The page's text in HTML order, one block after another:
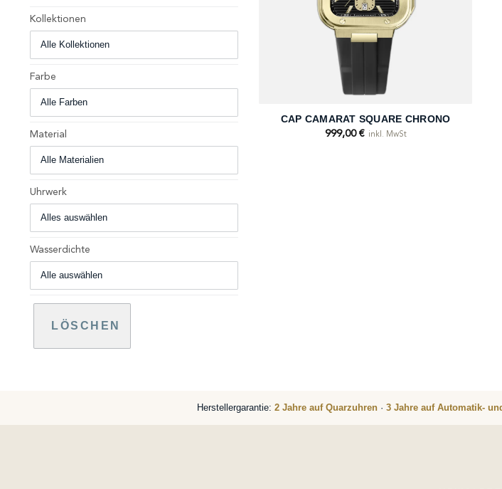
Kollektionen
Farbe
Material
Uhrwerk
Wasserdichte
LÖSCHEN
CAP CAMARAT SQUARE CHRONO
999,00 € inkl. MwSt
Herstellergarantie: 2 Jahre auf Quarzuhren· 3 Jahre auf Automatik-